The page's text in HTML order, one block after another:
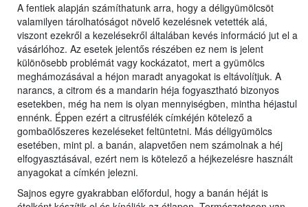
A fentiek alapján számíthatunk arra, hogy a déligyümölcsöt
valamilyen tárolhatóságot növelő kezelésnek vetették alá,
viszont ezekről a kezelésekről általában kevés információ jut el a
vásárlóhoz. Az esetek jelentős részében ez nem is jelent
különösebb problémát vagy kockázatot, mert a gyümölcs
meghámozásával a héjon maradt anyagokat is eltávolítjuk. A
narancs, a citrom és a mandarin héja fogyasztható bizonyos
esetekben, még ha nem is olyan mennyiségben, mintha héjastul
ennénk. Éppen ezért a citrusfélék címkéjén kötelező a
gombaölőszeres kezeléseket feltüntetni. Más déligyümölcs
esetében, mint pl. a banán, alapvetően nem számolnak a héj
elfogyasztásával, ezért nem is kötelező a héjkezelésre használt
anyagokat a címkén jelezni.
Sajnos egyre gyakrabban előfordul, hogy a banán héját is